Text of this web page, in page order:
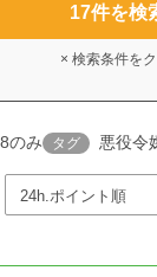
17件を検
× 検索条件を
のみ タグ 悪役令